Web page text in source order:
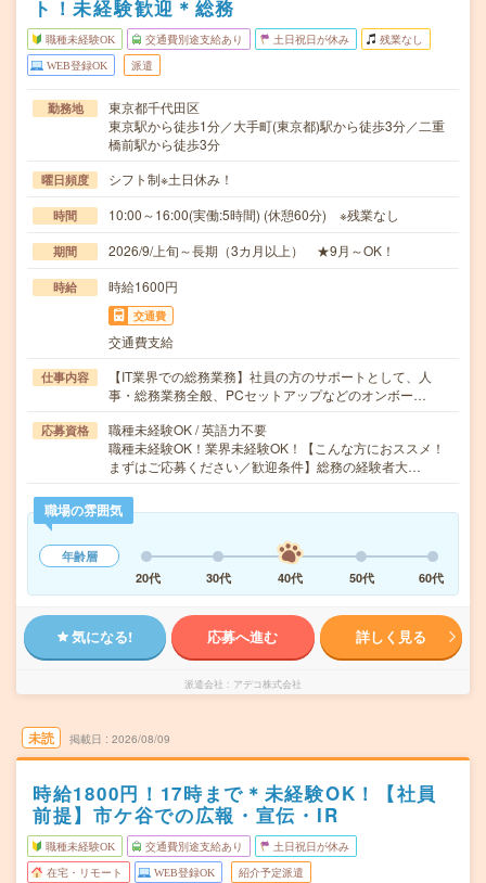
ト！未経験歓迎＊総務
職種未経験OK 交通費別途支給あり 土日祝日が休み 残業なし
WEB登録OK 派遣
勤務地
東京都千代田区
東京駅から徒歩1分／大手町(東京都)駅から徒歩3分／二重
橋前駅から徒歩3分
曜日頻度 シフト制※土日休み！
時間 10:00～16:00(実働:5時間) (休憩60分) ※残業なし
期間 2026/9/上旬～長期（3カ月以上） ★9月～OK！
時給 時給1600円
交通費
交通費支給
仕事内容
【IT業界での総務業務】社員の方のサポートとして、人
事・総務業務全般、PCセットアップなどのオンボー…
応募資格
職種未経験OK / 英語力不要
職種未経験OK！業界未経験OK！【こんな方におススメ！
まずはご応募ください／歓迎条件】総務の経験者大…
職場の雰囲気
年齢層
20代
30代 40代 50代 60代
気になる! 応募へ進む 詳しく見る
派遣会社 アデコ株式会社
未読 掲載日 2026/08/09
時給1800円！17時まで＊未経験OK！【社員
前提】市ケ谷での広報・宣伝・IR
職種未経験OK 交通費別途支給あり 土日祝日が休み
在宅・リモート WEB登録OK 紹介予定派遣